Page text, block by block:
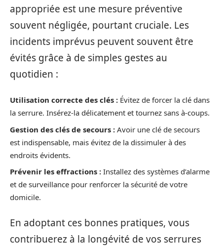
appropriée est une mesure préventive
souvent négligée, pourtant cruciale. Les
incidents imprévus peuvent souvent être
évités grâce à de simples gestes au
quotidien :
Utilisation correcte des clés : Évitez de forcer la clé dans
la serrure. Insérez-la délicatement et tournez sans à-coups.
Gestion des clés de secours : Avoir une clé de secours
est indispensable, mais évitez de la dissimuler à des
endroits évidents.
Prévenir les effractions : Installez des systèmes d’alarme
et de surveillance pour renforcer la sécurité de votre
domicile.
En adoptant ces bonnes pratiques, vous
contribuerez à la longévité de vos serrures